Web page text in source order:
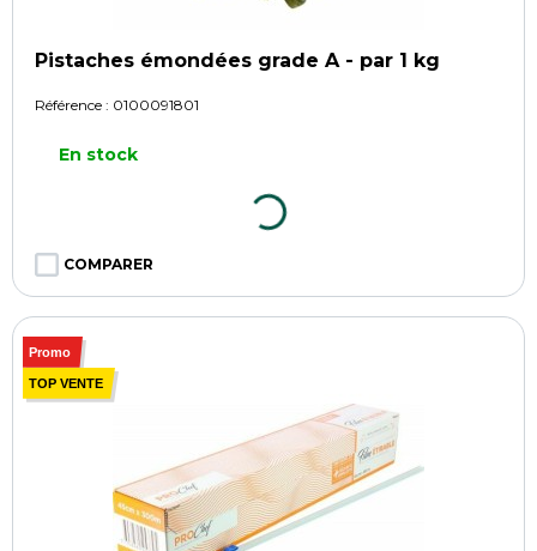
Pistaches émondées grade A - par 1 kg
Référence : 0100091801
En stock
COMPARER
Promo
TOP VENTE